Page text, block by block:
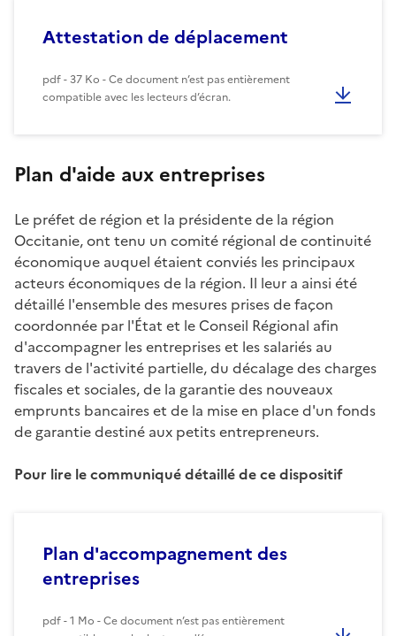
Attestation de déplacement
pdf - 37 Ko - Ce document n’est pas entièrement
compatible avec les lecteurs d’écran.
Plan d'aide aux entreprises
Le préfet de région et la présidente de la région
Occitanie, ont tenu un comité régional de continuité
économique auquel étaient conviés les principaux
acteurs économiques de la région. Il leur a ainsi été
détaillé l'ensemble des mesures prises de façon
coordonnée par l'État et le Conseil Régional afin
d'accompagner les entreprises et les salariés au
travers de l'activité partielle, du décalage des charges
fiscales et sociales, de la garantie des nouveaux
emprunts bancaires et de la mise en place d'un fonds
de garantie destiné aux petits entrepreneurs.
Pour lire le communiqué détaillé de ce dispositif
Plan d'accompagnement des
entreprises
pdf - 1 Mo - Ce document n’est pas entièrement